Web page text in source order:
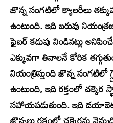
జొన్న సంగటిలో క్యాలరీలు
ఉంటుంది. ఇది బరువు
ఫైబర్ కడుపు నిండినట్లు
ఎక్కువగా తినాలనే కోరిక
నియంత్రిస్తుంది జొన్న సంగటిలో
ఉంటుంది, ఇది రక్తంలో
సహాయపడుతుంది. ఇది